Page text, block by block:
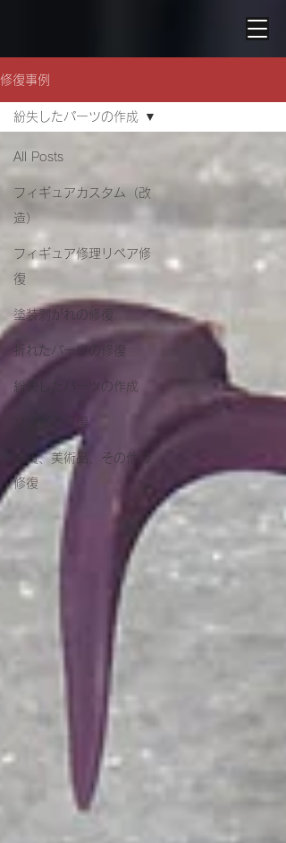
修復事例
All Posts
フィギュアカスタム（改
造）
フィギュア修理リペア修
復
塗装剥がれの修復
折れたパーツの修復
紛失したパーツの作成
ソフビの修復
雑貨、美術品、その他の
修復
紛失したパーツの作成